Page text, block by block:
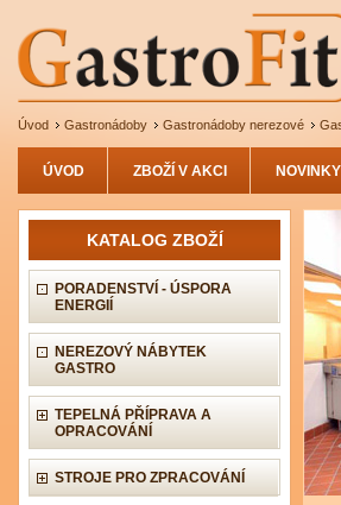
Úvod Gastronádoby Gastronádoby nerezové
ÚVOD ZBOŽÍ V AKCI NOVINKY
KATALOG ZBOŽÍ
PORADENSTVÍ - ÚSPORA
ENERGIÍ
NEREZOVÝ NÁBYTEK
GASTRO
TEPELNÁ PŘÍPRAVA A
OPRACOVÁNÍ
STROJE PRO ZPRACOVÁNÍ